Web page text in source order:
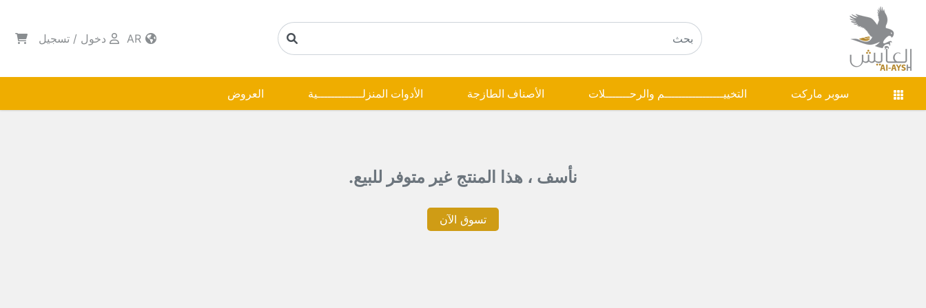
دخول / تسجيل
سوبر ماركت التخييـــــــــــــــــم والرحـــــــلات الأصناف الطازجة الأدوات المنزلـــــــــــــية العروض
نأسف ، هذا المنتج غير متوفر للبيع.
تسوق الآن